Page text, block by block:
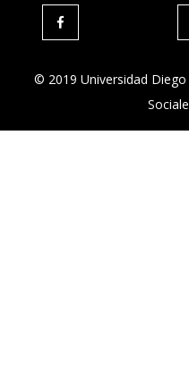
© 2019 Universidad